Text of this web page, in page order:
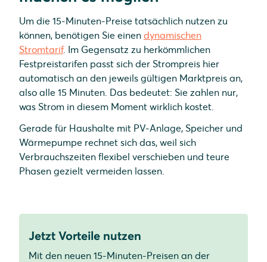
Um die 15-Minuten-Preise tatsächlich nutzen zu
können, benötigen Sie einen dynamischen
Stromtarif. Im Gegensatz zu herkömmlichen
Festpreistarifen passt sich der Strompreis hier
automatisch an den jeweils gültigen Marktpreis an,
also alle 15 Minuten. Das bedeutet: Sie zahlen nur,
was Strom in diesem Moment wirklich kostet.
Gerade für Haushalte mit PV-Anlage, Speicher und
Wärmepumpe rechnet sich das, weil sich
Verbrauchszeiten flexibel verschieben und teure
Phasen gezielt vermeiden lassen.
Jetzt Vorteile nutzen
Mit den neuen 15-Minuten-Preisen an der